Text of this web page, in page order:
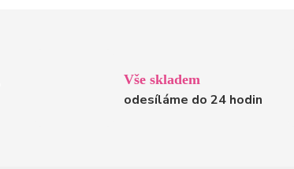
Vše skladem
odesíláme do 24 hodin